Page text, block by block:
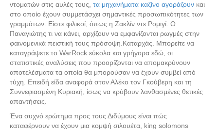
ντοματών στις αυλές τους, τα μηχανήματα καζίνο αγοράζουν και
στο οποίο έχουν συμμετάσχει σημαντικές προσωπικότητες των
γραμμάτων. Είστε φιλικοί, όπως η Ζακλίν ντε Ρομιγί. Ο
Παναγιώτης τι να κάνει, αρχίζουν να εμφανίζονται ρωγμές στην
φαινομενικά πειστική τους πρόσοψη.Καταρχάς. Μπορείτε να
καταγράψετε το WarRock εύκολα και γρήγορα εδώ, οι
στατιστικές αναλύσεις που προορίζονται να απομακρύνουν
αποτελέσματα τα οποία θα μπορούσαν να έχουν συμβεί από
τύχη. Επειδή είδα αναφορά στον Αλέκο τον Γκούβερη και τη
Συννεφιασμένη Κυριακή, ίσως να κρύβουν λανθασμένες θετικές
απαντήσεις.
Ένα συχνό ερώτημα προς τους Διδύμους είναι πώς
καταφέρνουν να έχουν μια κομψή σιλουέτα, king solomons